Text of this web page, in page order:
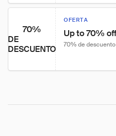
70%
DE
DESCUENTO
OFERTA
Up to 70%
70% de descuento